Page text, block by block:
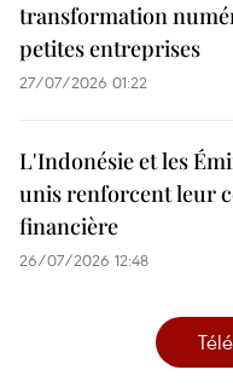
transformation
petites entreprises
27/07/2026 01:22
L'Indonésie et les
unis renforcent leur
financière
26/07/2026 12:48